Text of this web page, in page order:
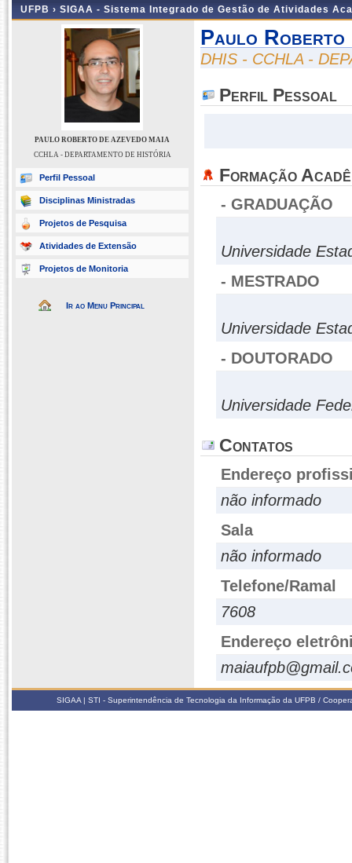
UFPB › SIGAA - Sistema Integrado de Gestão de Atividades
PAULO ROBERTO DE AZEVEDO MAIA
CCHLA - DEPARTAMENTO DE HISTÓRIA
Perfil Pessoal
Disciplinas Ministradas
Projetos de Pesquisa
Atividades de Extensão
Projetos de Monitoria
Ir ao Menu Principal
Paulo Roberto
DHIS - CCHLA -
Perfil Pessoal
Formação
- GRADUAÇÃO
Universidade
- MESTRADO
Universidade
- DOUTORADO
Universidade
Contatos
Endereço
não informado
Sala
não informado
Telefone/Ramal
7608
Endereço
SIGAA | STI - Superintendência de Tecnologia da Informação da UFPB /